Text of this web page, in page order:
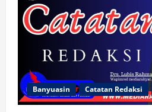
Banyuasin Catatan Redaksi